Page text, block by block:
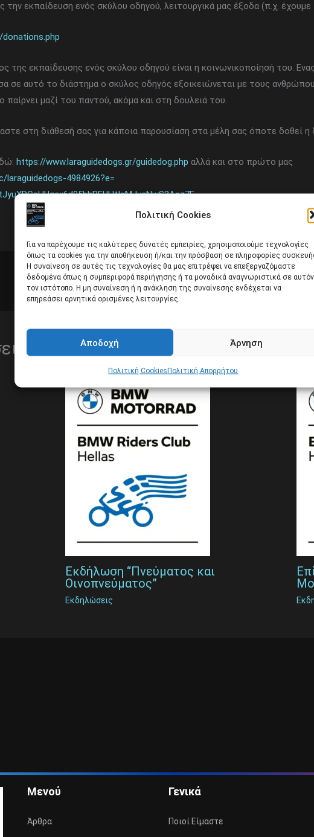
Πολιτική Cookies
Για να παρέχουμε τις καλύτερες δυνατές εμπειρίες, χρησιμοποιούμε τεχνολογίες
όπως τα cookies για την αποθήκευση ή/και την πρόσβαση σε πληροφορίες
Η συναίνεση σε αυτές τις τεχνολογίες θα μας επιτρέψει να επεξεργαζόμαστε
δεδομένα όπως η συμπεριφορά περιήγησης ή τα μοναδικά αναγνωριστικά σε αυτόν
τον ιστότοπο. Η μη συναίνεση ή η ανάκληση της συναίνεσης ενδέχεται να
επηρεάσει αρνητικά ορισμένες λειτουργίες.
Αποδοχή Άρνηση
Πολιτική CookiesΠολιτική Απορρήτου
εκπαίδευση ενός σκύλου οδηγού, λειτουργικά μας έξοδα (π.χ.
της εκπαίδευσης ενός σκύλου οδηγού είναι η κοινωνικοποίησή του.
σε αυτό το διάστημα ο σκύλος οδηγός εξοικειώνεται με τους
μαζί του παντού, ακόμα και στη δουλειά του.
στη διάθεσή σας για κάποια παρουσίαση στα μέλη σας όποτε δοθεί η
https://www.laraguidedogs.gr/guidedog.php αλλά και στο πρώτο μας
laraguidedogs-4984926?e=
Εκδήλωση “Πνεύματος και
Οινοπνεύματος”
Εκδηλώσεις
Μενού
Άρθρα
Γενικά
Ποιοί Είμαστε